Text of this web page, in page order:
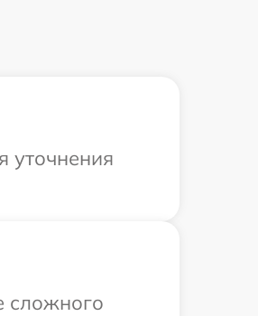
уточнения
сложного